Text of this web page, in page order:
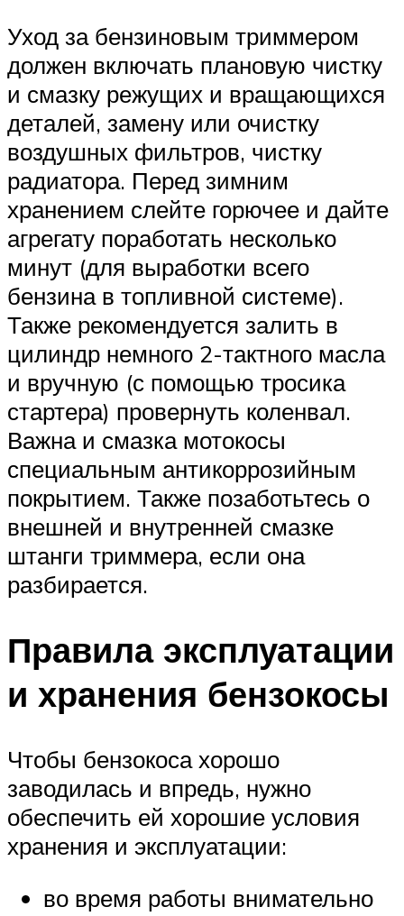
Уход за бензиновым триммером
должен включать плановую чистку
и смазку режущих и вращающихся
деталей, замену или очистку
воздушных фильтров, чистку
радиатора. Перед зимним
хранением слейте горючее и дайте
агрегату поработать несколько
минут (для выработки всего
бензина в топливной системе).
Также рекомендуется залить в
цилиндр немного 2-тактного масла
и вручную (с помощью тросика
стартера) провернуть коленвал.
Важна и смазка мотокосы
специальным антикоррозийным
покрытием. Также позаботьтесь о
внешней и внутренней смазке
штанги триммера, если она
разбирается.
Правила эксплуатации
и хранения бензокосы
Чтобы бензокоса хорошо
заводилась и впредь, нужно
обеспечить ей хорошие условия
хранения и эксплуатации:
во время работы внимательно